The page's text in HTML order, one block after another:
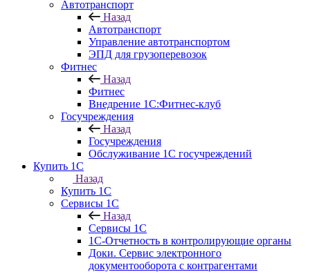
Автотранспорт
Назад
Автотранспорт
Управление автотранспортом
ЭПД для грузоперевозок
Фитнес
Назад
Фитнес
Внедрение 1С:Фитнес-клуб
Госучреждения
Назад
Госучреждения
Обслуживание 1С госучреждений
Купить 1С
Назад
Купить 1С
Сервисы 1С
Назад
Сервисы 1С
1С-Отчетность в контролирующие органы
Доки. Сервис электронного
документооборота с контрагентами